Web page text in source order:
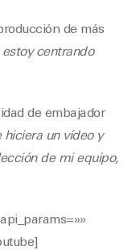
de más
centrando
de embajador
hiciera un vídeo y
de mi equipo,